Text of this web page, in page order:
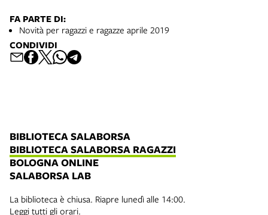
FA PARTE DI:
Novità per ragazzi e ragazze aprile 2019
CONDIVIDI
BIBLIOTECA SALABORSA
BIBLIOTECA SALABORSA RAGAZZI
BOLOGNA ONLINE
SALABORSA LAB
La biblioteca è chiusa. Riapre lunedì alle 14:00.
Leggi tutti gli orari.